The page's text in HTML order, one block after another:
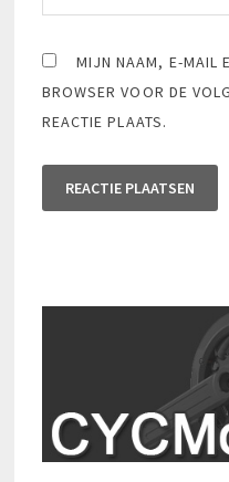
MIJN NAAM, E-MAIL
BROWSER VOOR DE
REACTIE PLAATS.